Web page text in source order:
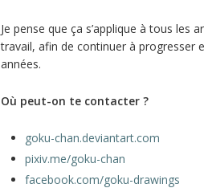
Je pense que ça s’applique à tous les
travail, afin de continuer à progresser
années.
Où peut-on te contacter ?
goku-chan.deviantart.com
pixiv.me/goku-chan
facebook.com/goku-drawings